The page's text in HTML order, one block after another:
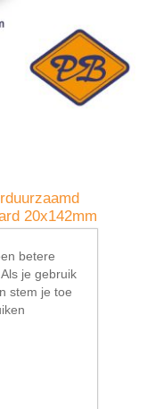
20x142mm
betere
je gebruik
stem je toe